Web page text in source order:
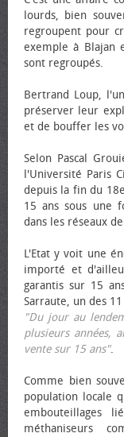
lourds, bien
regroupent pour
exemple à Blajan
sont regroupés.
Bertrand Loup,
préserver leur
et de bouffer les
Selon Pascal
l'Université Paris
depuis la fin du
15 ans sous une
dans les réseaux
L'Etat y voit une
importé et
garantis sur 15
Sarraute, un des
"Du jour au
plusieurs années,
vente sur 15 ans".
Comme bien
population locale
embouteillages
méthaniseurs